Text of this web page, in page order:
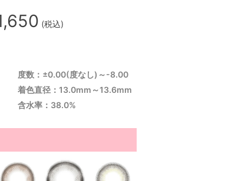
(税込)
度数：±0.00(度なし)～-8.00
着色直径：13.0mm～13.6mm
含水率：38.0%